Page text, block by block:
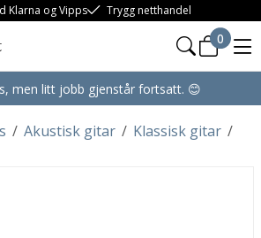
Klarna og Vipps Trygg netthandel
0
men litt jobb gjenstår fortsatt. 😊
/ /
Akustisk gitar /
Klassisk gitar